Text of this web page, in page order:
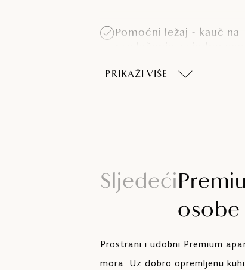
Pomoćni ležaj - kauč na
PRIKAŽI VIŠE
Sljedeći
osobe
Prostrani i udobni Premium
mora. Uz dobro opremljenu